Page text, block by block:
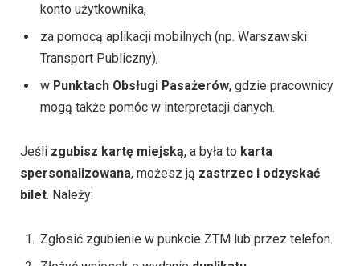
konto użytkownika,
za pomocą aplikacji mobilnych (np. Warszawski
Transport Publiczny),
w Punktach Obsługi Pasażerów, gdzie pracownicy
mogą także pomóc w interpretacji danych.
Jeśli zgubisz kartę miejską, a była to karta
spersonalizowana, możesz ją zastrzec i odzyskać
bilet. Należy:
Zgłosić zgubienie w punkcie ZTM lub przez telefon.